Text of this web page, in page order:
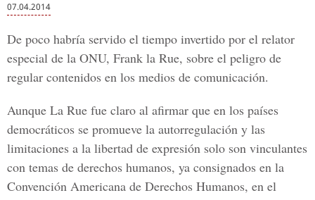
07.04.2014
De poco habría servido el tiempo invertido por el relator
especial de la ONU, Frank la Rue, sobre el peligro de
regular contenidos en los medios de comunicación.
Aunque La Rue fue claro al afirmar que en los países
democráticos se promueve la autorregulación y las
limitaciones a la libertad de expresión solo son vinculantes
con temas de derechos humanos, ya consignados en la
Convención Americana de Derechos Humanos, en el